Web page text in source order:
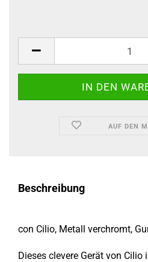
AUF DEN
Beschreibung
con Cilio, Metall verchromt,
Dieses clevere Gerät von Cilio